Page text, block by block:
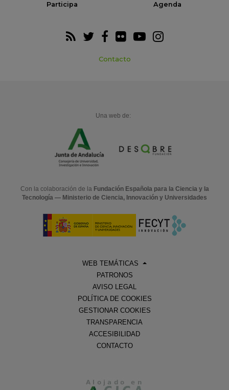
Participa Agenda
Contacto
Una web de:
Con la colaboración de la Fundación Española para la Ciencia y la
Tecnología — Ministerio de Ciencia, Innovación y Universidades
WEB TEMÁTICAS
PATRONOS
AVISO LEGAL
POLÍTICA DE COOKIES
GESTIONAR COOKIES
TRANSPARENCIA
ACCESIBILIDAD
CONTACTO